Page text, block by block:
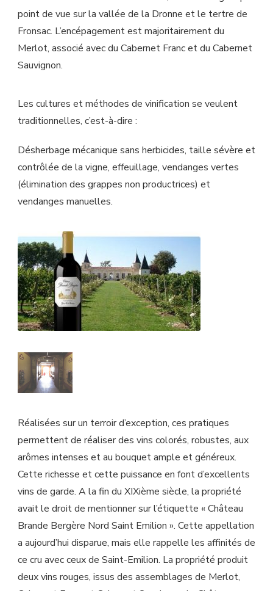
point de vue sur la vallée de la Dronne et le tertre de
Fronsac. L’encépagement est majoritairement du
Merlot, associé avec du Cabernet Franc et du Cabernet
Sauvignon.
Les cultures et méthodes de vinification se veulent
traditionnelles, c’est-à-dire :
Désherbage mécanique sans herbicides, taille sévère et
contrôlée de la vigne, effeuillage, vendanges vertes
(élimination des grappes non productrices) et
vendanges manuelles.
Réalisées sur un terroir d’exception, ces pratiques
permettent de réaliser des vins colorés, robustes, aux
arômes intenses et au bouquet ample et généreux.
Cette richesse et cette puissance en font d’excellents
vins de garde. A la fin du XIXième siècle, la propriété
avait le droit de mentionner sur l’étiquette « Château
Brande Bergère Nord Saint Emilion ». Cette appellation
a aujourd’hui disparue, mais elle rappelle les affinités de
ce cru avec ceux de Saint-Emilion. La propriété produit
deux vins rouges, issus des assemblages de Merlot,